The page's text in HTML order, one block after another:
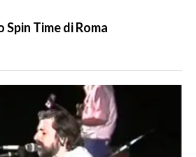
Time di Roma